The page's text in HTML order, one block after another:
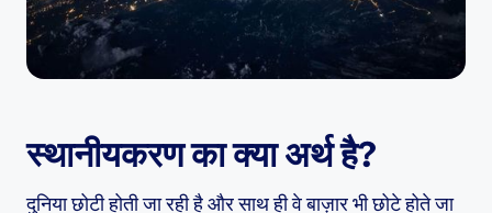
स्थानीयकरण का क्या अर्थ है?
दुनिया छोटी होती जा रही है और साथ ही वे बाज़ार भी छोटे होते जा